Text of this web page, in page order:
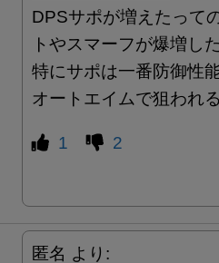
DPSサポが増えたって
トやスマーフが爆増し
特にサポは一番防御性
オートエイムで狙われ
1 2
匿名 より: